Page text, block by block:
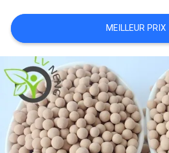
QUALITÉ
NOUS
CONTACTER
NOUVELLES
MEILLEUR PRIX